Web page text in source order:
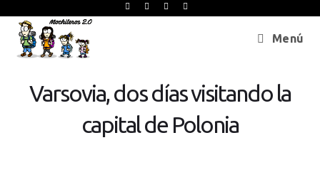
Menú
Varsovia, dos días visitando la
capital de Polonia